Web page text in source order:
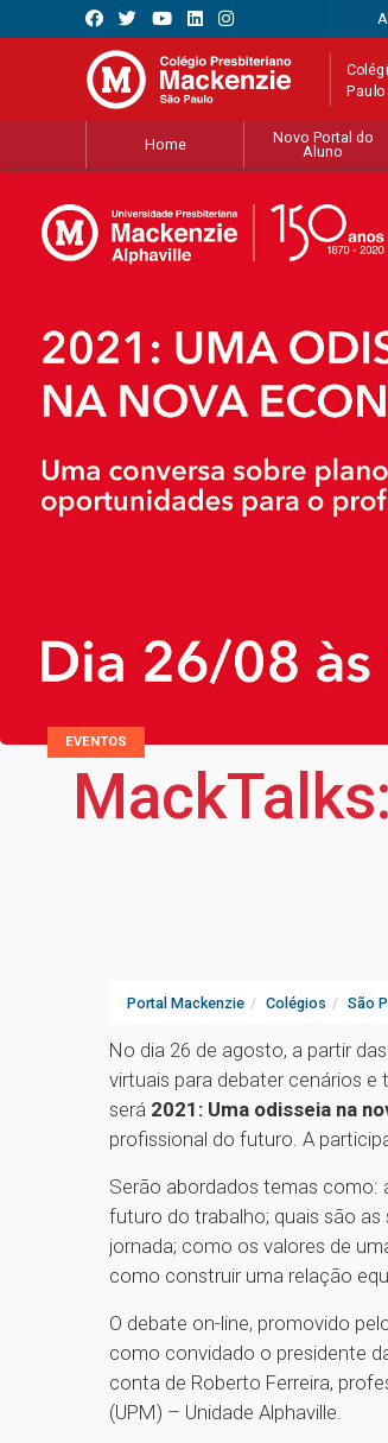
Paulo
Home
Novo Portal do
Aluno
EVENTOS
Portal Mackenzie Colégios São
No dia 26 de agosto, a partir
virtuais para debater cenários
será 2021: Uma odisseia na
profissional do futuro. A
Serão abordados temas
futuro do trabalho; quais são as
jornada; como os valores de
como construir uma relação
O debate on-line, promovido
como convidado o presidente
conta de Roberto Ferreira,
(UPM) – Unidade Alphaville.